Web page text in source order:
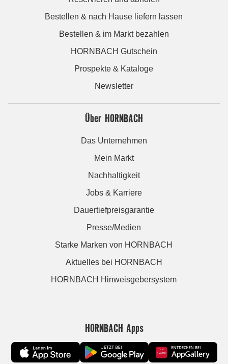
Bestellen & nach Hause liefern lassen
Bestellen & im Markt bezahlen
HORNBACH Gutschein
Prospekte & Kataloge
Newsletter
Über HORNBACH
Das Unternehmen
Mein Markt
Nachhaltigkeit
Jobs & Karriere
Dauertiefpreisgarantie
Presse/Medien
Starke Marken von HORNBACH
Aktuelles bei HORNBACH
HORNBACH Hinweisgebersystem
HORNBACH Apps